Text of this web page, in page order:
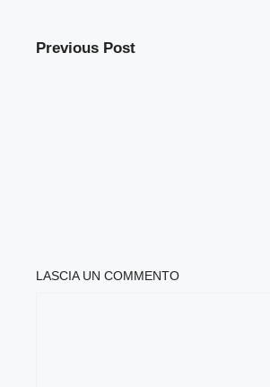
Previous Post
LASCIA UN COMMENTO